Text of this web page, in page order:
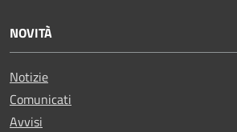
NOVITÀ
Notizie
Comunicati
Avvisi